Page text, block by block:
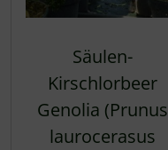
Säulen-
Kirschlorbeer
Genolia (Prunus
laurocerasus